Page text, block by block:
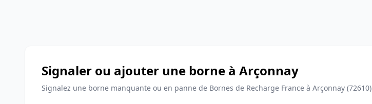
Signaler ou ajouter une borne à Arçonnay
Signalez une borne manquante ou en panne de Bornes de Recharge France à Arçonnay (72610)